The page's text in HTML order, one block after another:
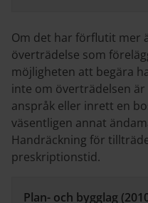
Om det har förflutit mer
överträdelse som
möjligheten att begära
inte om överträdelsen
anspråk eller inrett en
väsentligen annat
Handräckning för
preskriptionstid.
Plan- och bygglag